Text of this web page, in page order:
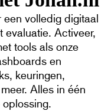
een volledig digitaal
evaluatie. Activeer,
tools als onze
en
keuringen,
Alles in één